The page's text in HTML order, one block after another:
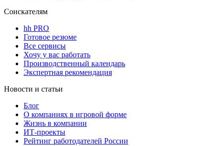
Соискателям
hh PRO
Готовое резюме
Все сервисы
Хочу у вас работать
Производственный календарь
Экспертная рекомендация
Новости и статьи
Блог
О компаниях в игровой форме
Жизнь в компании
ИТ-проекты
Рейтинг работодателей России